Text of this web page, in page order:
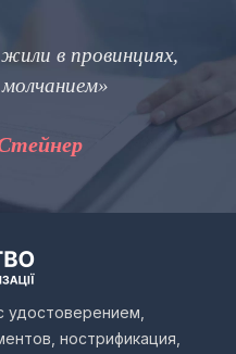
в провинциях,
нострификация,